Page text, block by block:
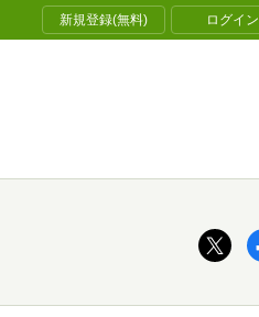
新規登録(無料) ログイン